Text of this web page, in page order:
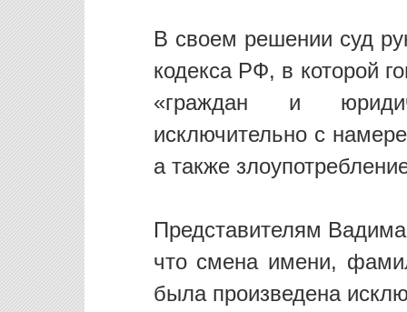
В своем решении суд
кодекса РФ, в которой
«граждан и
исключительно с
а также
Представителям
что смена имени,
была произведена